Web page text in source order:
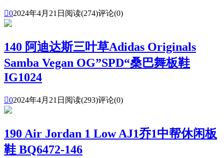
02024年4月21日 阅读(274)评论(0)
140 阿迪达斯三叶草Adidas Originals
Samba Vegan OG”SPD“桑巴舞板鞋
IG1024
02024年4月21日 阅读(293)评论(0)
190 Air Jordan 1 Low AJ1乔1中帮休闲板
鞋 BQ6472-146